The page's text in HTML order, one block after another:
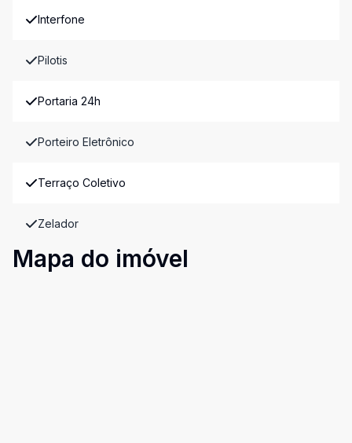
Interfone
Pilotis
Portaria 24h
Porteiro Eletrônico
Terraço Coletivo
Zelador
Mapa do imóvel